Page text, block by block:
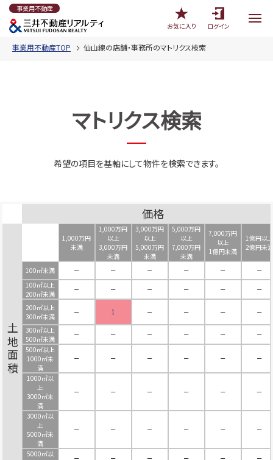
事業用不動産
お気に入り
ログイン
事業用不動産TOP 仙山線の店舗・事務所のマトリクス検索
マトリクス検索
希望の項目を基軸にして物件を検索できます。
価格
土地面積
1,000万円
未満
1,000万円
以上
3,000万円
未満
3,000万円
以上
5,000万円
未満
5,000万円
以上
7,000万円
未満
7,000万円
以上
1億円未満
1億円以上
2億円未満
100㎡未満 － － － － －
－
100㎡以上
200㎡未満
－ － － － －
－
200㎡以上
300㎡未満
－ 1 － － －
－
300㎡以上
500㎡未満
－ － － － －
－
500㎡以上
1000㎡未
満
－ － － － － －
1000㎡以
上
3000㎡未
満
－ － － － － －
3000㎡以
上
5000㎡未
満
－ － － － － －
5000㎡以
－ － － － － －